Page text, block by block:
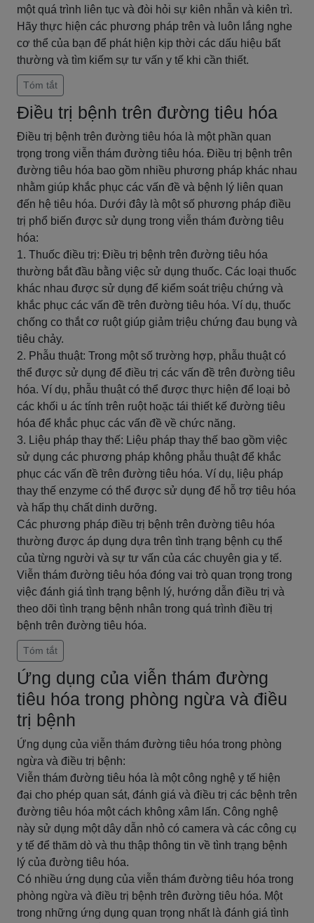
một quá trình liên tục và đòi hỏi sự kiên nhẫn và kiên trì.
Hãy thực hiện các phương pháp trên và luôn lắng nghe
cơ thể của bạn để phát hiện kịp thời các dấu hiệu bất
thường và tìm kiếm sự tư vấn y tế khi cần thiết.
Tóm tắt
Điều trị bệnh trên đường tiêu hóa
Điều trị bệnh trên đường tiêu hóa là một phần quan
trọng trong viễn thám đường tiêu hóa. Điều trị bệnh trên
đường tiêu hóa bao gồm nhiều phương pháp khác nhau
nhằm giúp khắc phục các vấn đề và bệnh lý liên quan
đến hệ tiêu hóa. Dưới đây là một số phương pháp điều
trị phổ biến được sử dụng trong viễn thám đường tiêu
hóa:
1. Thuốc điều trị: Điều trị bệnh trên đường tiêu hóa
thường bắt đầu bằng việc sử dụng thuốc. Các loại thuốc
khác nhau được sử dụng để kiểm soát triệu chứng và
khắc phục các vấn đề trên đường tiêu hóa. Ví dụ, thuốc
chống co thắt cơ ruột giúp giảm triệu chứng đau bụng và
tiêu chảy.
2. Phẫu thuật: Trong một số trường hợp, phẫu thuật có
thể được sử dụng để điều trị các vấn đề trên đường tiêu
hóa. Ví dụ, phẫu thuật có thể được thực hiện để loại bỏ
các khối u ác tính trên ruột hoặc tái thiết kế đường tiêu
hóa để khắc phục các vấn đề về chức năng.
3. Liệu pháp thay thế: Liệu pháp thay thế bao gồm việc
sử dụng các phương pháp không phẫu thuật để khắc
phục các vấn đề trên đường tiêu hóa. Ví dụ, liệu pháp
thay thế enzyme có thể được sử dụng để hỗ trợ tiêu hóa
và hấp thụ chất dinh dưỡng.
Các phương pháp điều trị bệnh trên đường tiêu hóa
thường được áp dụng dựa trên tình trạng bệnh cụ thể
của từng người và sự tư vấn của các chuyên gia y tế.
Viễn thám đường tiêu hóa đóng vai trò quan trọng trong
việc đánh giá tình trạng bệnh lý, hướng dẫn điều trị và
theo dõi tình trạng bệnh nhân trong quá trình điều trị
bệnh trên đường tiêu hóa.
Tóm tắt
Ứng dụng của viễn thám đường
tiêu hóa trong phòng ngừa và điều
trị bệnh
Ứng dụng của viễn thám đường tiêu hóa trong phòng
ngừa và điều trị bệnh:
Viễn thám đường tiêu hóa là một công nghệ y tế hiện
đại cho phép quan sát, đánh giá và điều trị các bệnh trên
đường tiêu hóa một cách không xâm lấn. Công nghệ
này sử dụng một dây dẫn nhỏ có camera và các công cụ
y tế để thăm dò và thu thập thông tin về tình trạng bệnh
lý của đường tiêu hóa.
Có nhiều ứng dụng của viễn thám đường tiêu hóa trong
phòng ngừa và điều trị bệnh trên đường tiêu hóa. Một
trong những ứng dụng quan trọng nhất là đánh giá tình